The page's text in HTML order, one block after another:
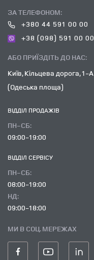
ЗА ТЕЛЕФОНОМ:
+380 44 591 00 00
+38 (098) 591 00 00
АБО ПРИЇЗДІТЬ ДО НАС:
Київ, Кільцева дорога, 1-А
(Одеська площа)
ВІДДІЛ ПРОДАЖІВ
ПН-СБ:
09:00-19:00
ВІДДІЛ CЕРВІСУ
ПН-СБ:
08:00-19:00
НД:
09:00-18:00
МИ В СОЦ. МЕРЕЖАХ